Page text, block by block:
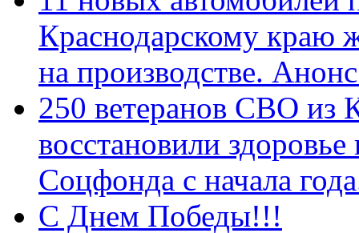
Краснодарскому краю
на производстве.
250 ветеранов СВО из
восстановили
Соцфонда с начала
С Днем Победы!!!